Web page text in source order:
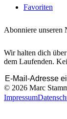
Favoriten
Abonniere unseren
Wir halten dich
dem Laufenden.
© 2026 Marc
Impressum